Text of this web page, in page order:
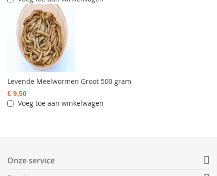
Levende Meelwormen Groot 500 gram
€ 9,50
Voeg toe aan winkelwagen
Onze service